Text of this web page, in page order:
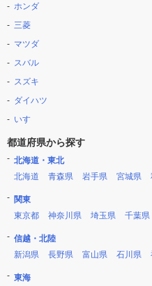
ホンダ
三菱
マツダ
スバル
スズキ
ダイハツ
いすゞ
都道府県から探す
北海道・東北
北海道
青森県 岩手県 宮城県
関東
東京都
神奈川県 埼玉県 千葉県
信越・北陸
新潟県
長野県 富山県 石川県
東海